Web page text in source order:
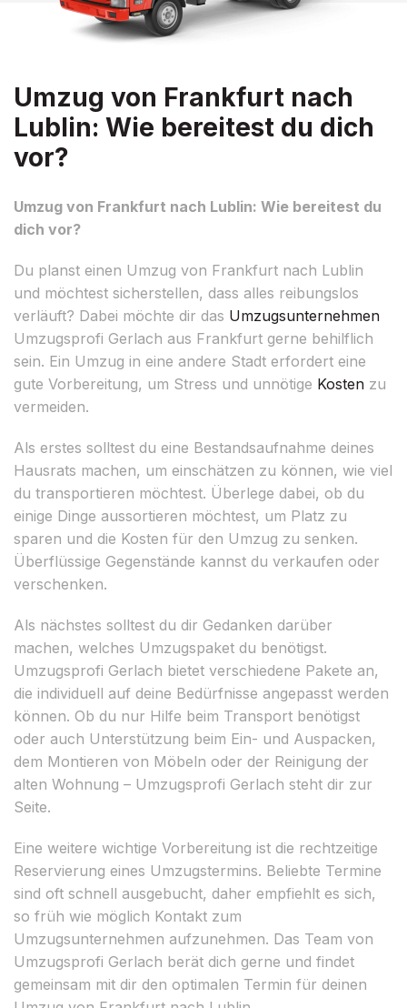
Umzug von Frankfurt nach
Lublin: Wie bereitest du dich
vor?
Umzug von Frankfurt nach Lublin: Wie bereitest du
dich vor?
Du planst einen Umzug von Frankfurt nach Lublin
und möchtest sicherstellen, dass alles reibungslos
verläuft? Dabei möchte dir das Umzugsunternehmen
Umzugsprofi Gerlach aus Frankfurt gerne behilflich
sein. Ein Umzug in eine andere Stadt erfordert eine
gute Vorbereitung, um Stress und unnötige Kosten zu
vermeiden.
Als erstes solltest du eine Bestandsaufnahme deines
Hausrats machen, um einschätzen zu können, wie viel
du transportieren möchtest. Überlege dabei, ob du
einige Dinge aussortieren möchtest, um Platz zu
sparen und die Kosten für den Umzug zu senken.
Überflüssige Gegenstände kannst du verkaufen oder
verschenken.
Als nächstes solltest du dir Gedanken darüber
machen, welches Umzugspaket du benötigst.
Umzugsprofi Gerlach bietet verschiedene Pakete an,
die individuell auf deine Bedürfnisse angepasst werden
können. Ob du nur Hilfe beim Transport benötigst
oder auch Unterstützung beim Ein- und Auspacken,
dem Montieren von Möbeln oder der Reinigung der
alten Wohnung – Umzugsprofi Gerlach steht dir zur
Seite.
Eine weitere wichtige Vorbereitung ist die rechtzeitige
Reservierung eines Umzugstermins. Beliebte Termine
sind oft schnell ausgebucht, daher empfiehlt es sich,
so früh wie möglich Kontakt zum
Umzugsunternehmen aufzunehmen. Das Team von
Umzugsprofi Gerlach berät dich gerne und findet
gemeinsam mit dir den optimalen Termin für deinen